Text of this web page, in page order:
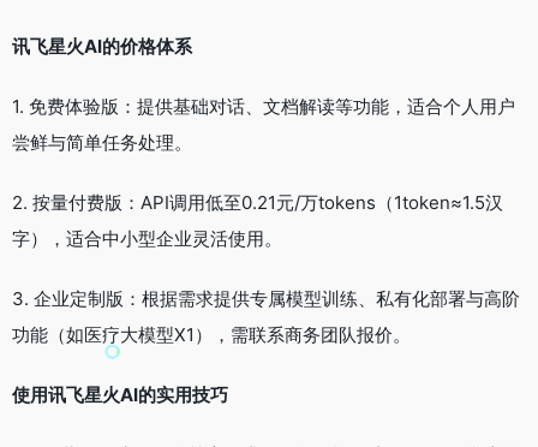
讯飞星火AI的价格体系
1. 免费体验版：提供基础对话、文档解读等功能，适合个人用户
尝鲜与简单任务处理。
2. 按量付费版：API调用低至0.21元/万tokens（1token≈1.5汉
字），适合中小型企业灵活使用。
3. 企业定制版：根据需求提供专属模型训练、私有化部署与高阶
功能（如医疗大模型X1），需联系商务团队报价。
使用讯飞星火AI的实用技巧